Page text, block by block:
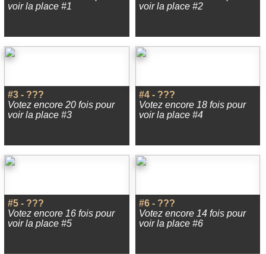
voir la place #1
voir la place #2
#3 - ???
Votez encore 20 fois pour
voir la place #3
#4 - ???
Votez encore 18 fois pour
voir la place #4
#5 - ???
Votez encore 16 fois pour
voir la place #5
#6 - ???
Votez encore 14 fois pour
voir la place #6